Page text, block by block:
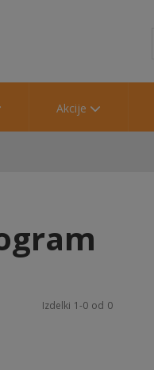
Akcije
Izdelki 1-0 od 0